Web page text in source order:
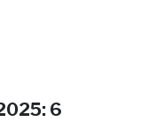
6